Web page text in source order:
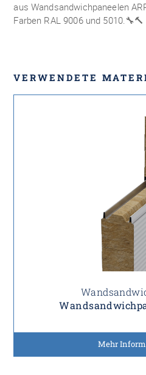
ausWandsandwichpaneelen
Farben RAL 9006 und 5010.🔧🔨
VERWENDETE
Mehr